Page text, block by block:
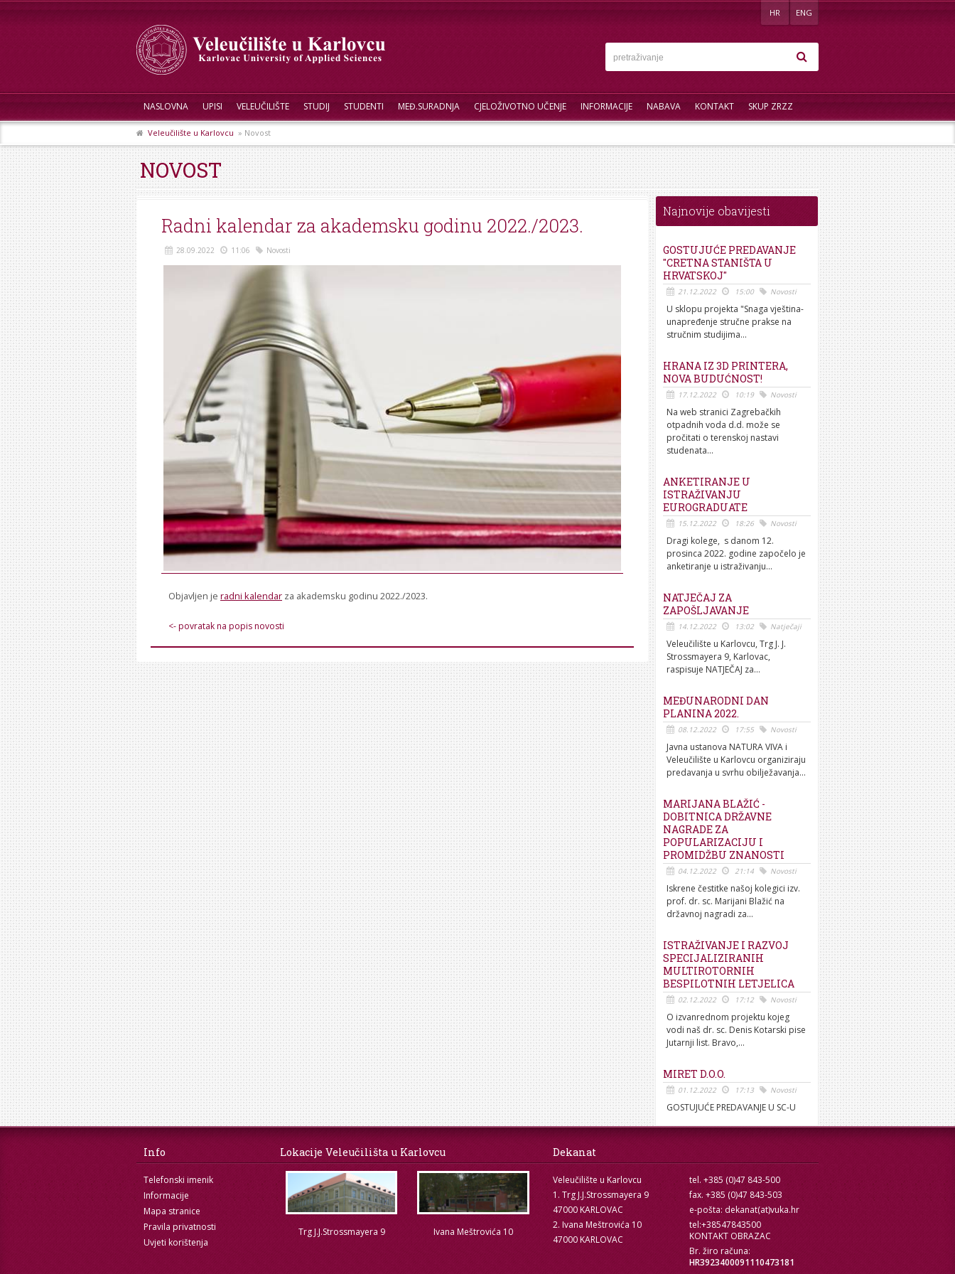
HR ENG
NASLOVNA UPISI VELEUČILIŠTE STUDIJ STUDENTI MEĐ.SURADNJA CJELOŽIVOTNO UČENJE INFORMACIJE NABAVA KONTAKT SKUP ZRZZ
Veleučilište u Karlovcu » Novost
NOVOST
Radni kalendar za akademsku godinu 2022./2023.
28.09.2022 11:06 Novosti
Objavljen je radni kalendar za akademsku godinu 2022./2023.
<- povratak na popis novosti
Najnovije obavijesti
GOSTUJUĆE PREDAVANJE
"CRETNA STANIŠTA U
HRVATSKOJ"
21.12.2022 15:00 Novosti
U sklopu projekta "Snaga vještina-
unapređenje stručne prakse na
stručnim studijima...
HRANA IZ 3D PRINTERA,
NOVA BUDUĆNOST!
17.12.2022 10:19 Novosti
Na web stranici Zagrebačkih
otpadnih voda d.d. može se
pročitati o terenskoj nastavi
studenata...
ANKETIRANJE U
ISTRAŽIVANJU
EUROGRADUATE
15.12.2022 18:26 Novosti
Dragi kolege, s danom 12.
prosinca 2022. godine započelo je
anketiranje u istraživanju...
NATJEČAJ ZA
ZAPOŠLJAVANJE
14.12.2022 13:02 Natječaji
Veleučilište u Karlovcu, Trg J. J.
Strossmayera 9, Karlovac,
raspisuje NATJEČAJ za...
MEĐUNARODNI DAN
PLANINA 2022.
08.12.2022 17:55 Novosti
Javna ustanova NATURA VIVA i
Veleučilište u Karlovcu organiziraju
predavanja u svrhu obilježavanja...
MARIJANA BLAŽIĆ -
DOBITNICA DRŽAVNE
NAGRADE ZA
POPULARIZACIJU I
PROMIDŽBU ZNANOSTI
04.12.2022 21:14 Novosti
Iskrene čestitke našoj kolegici izv.
prof. dr. sc. Marijani Blažić na
državnoj nagradi za...
ISTRAŽIVANJE I RAZVOJ
SPECIJALIZIRANIH
MULTIROTORNIH
BESPILOTNIH LETJELICA
02.12.2022 17:12 Novosti
O izvanrednom projektu kojeg
vodi naš dr. sc. Denis Kotarski pise
Jutarnji list. Bravo,...
MIRET D.O.O.
01.12.2022 17:13 Novosti
GOSTUJUĆE PREDAVANJE U SC-U
Info
Telefonski imenik
Informacije
Mapa stranice
Pravila privatnosti
Uvjeti korištenja
Lokacije Veleučilišta u Karlovcu
Trg J.J.Strossmayera 9 Ivana Meštrovića 10
Dekanat
Veleučilište u Karlovcu
1. Trg J.J.Strossmayera 9
47000 KARLOVAC
2. Ivana Meštrovića 10
47000 KARLOVAC
tel. +385 (0)47 843-500
fax. +385 (0)47 843-503
e-pošta: dekanat(at)vuka.hr
tel:+38547843500
KONTAKT OBRAZAC
Br. žiro računa:
HR3923400091110473181